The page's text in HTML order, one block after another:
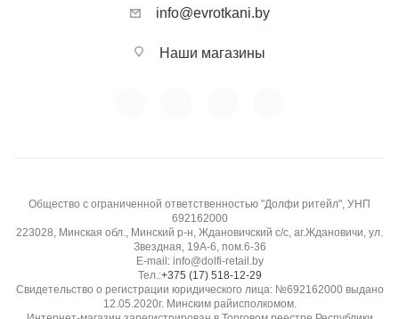
info@evrotkani.by
Наши магазины
Общество с ограниченной ответственностью "Долфи ритейл", УНП
692162000
223028, Минская обл., Минский р-н, Ждановичский с/с, аг.Ждановичи, ул.
Звездная, 19А-6, пом.6-36
E-mail: info@dolfi-retail.by
Тел.:+375 (17) 518-12-29
Свидетельство о регистрации юридического лица: №692162000 выдано
12.05.2020г. Минским райисполкомом.